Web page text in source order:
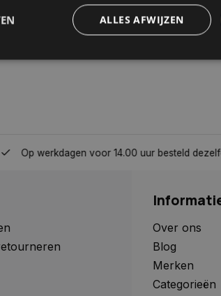
Op werkdagen voor 14.00 uur besteld dezelfde
Over ons
Blog
Merken
Categorieën
ALLES AFWIJZEN
Dit cookie
sessie ID
consistente
te zorgen dat
worden
geen
Deze cookie